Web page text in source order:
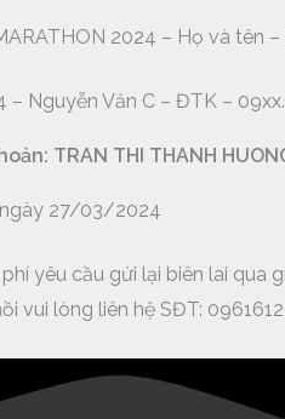
2024 – Họ và tên
– Nguyễn Văn C – ĐTK –
TRAN THI THANH
ngày 27/03/2024
yêu cầu gửi lại biên lai qua
vui lòng liên hệ SĐT: